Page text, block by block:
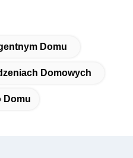
Domu
Domowych
Domu